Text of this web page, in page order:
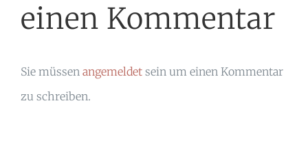
einen Kommentar
Sie müssen angemeldet sein um einen Kommentar
zu schreiben.